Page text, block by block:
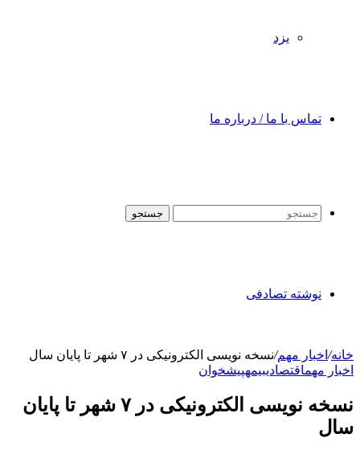
یزد
تماس با ما / درباره ما
جستجو
نوشته تصادفی
خانه/ اخبار مهم/نسخه نویسی الکترونیکی در ۷ شهر تا پایان سال
اخبار مهماقتصادیبیمهپیشخوان
نسخه نویسی الکترونیکی در ۷ شهر تا پایان
سال